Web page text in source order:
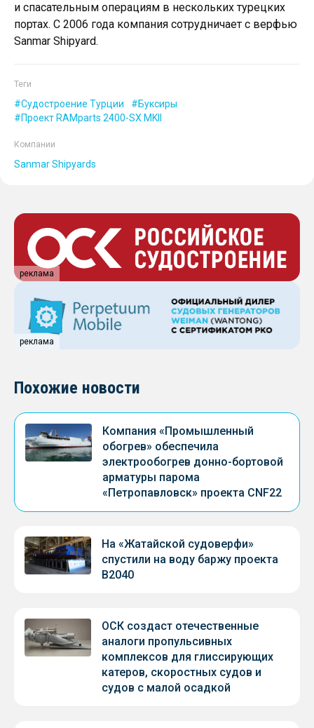
и спасательным операциям в нескольких турецких
портах. С 2006 года компания сотрудничает с верфью
Sanmar Shipyard.
Теги
Судостроение Турции
Буксиры
Проект RAMparts 2400-SX MKll
Компании
Sanmar Shipyards
реклама
реклама
Похожие новости
Компания «Промышленный
обогрев» обеспечила
электрообогрев донно-бортовой
арматуры парома
«Петропавловск» проекта CNF22
На «Жатайской судоверфи»
спустили на воду баржу проекта
В2040
ОСК создаст отечественные
аналоги пропульсивных
комплексов для глиссирующих
катеров, скоростных судов и
судов с малой осадкой